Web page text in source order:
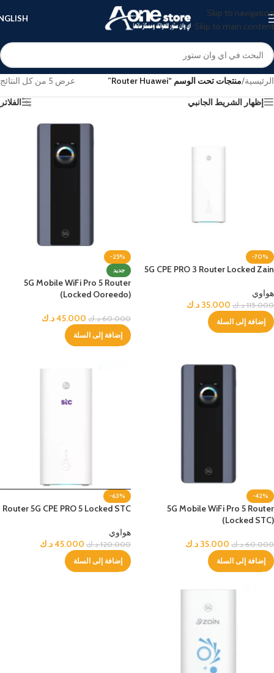
Skip to navigation
Skip to main content
الرئيسية/منتجات تحت الوسم “Router Huawei”
عرض ⁦5⁩ من كل النتائج
إظهار الشريط الجانبي
الفلاتر
-70%
5G CPE PRO 3 Router Locked Zain
هواوي
115.000 د.ك 35.000 د.ك
إضافة إلى السلة
-25%
جديد
5G Mobile WiFi Pro 5 Router
(Locked Ooreedo)
60.000 د.ك 45.000د.ك
إضافة إلى السلة
-42%
5G Mobile WiFi Pro 5 Router
(Locked STC)
60.000 د.ك 35.000 د.ك
إضافة إلى السلة
-63%
Router 5G CPE PRO 5 Locked STC
هواوي
120.000 د.ك 45.000د.ك
إضافة إلى السلة